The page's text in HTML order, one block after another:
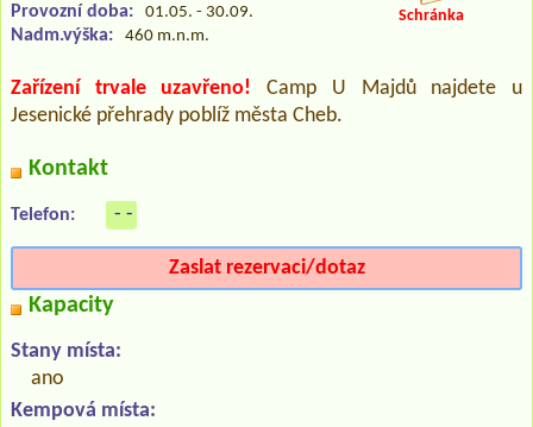
Provozní doba: 01.05. - 30.09.
Nadm.výška: 460 m.n.m.
Schránka
Zařízení trvale uzavřeno! Camp U Majdů najdete u
Jesenické přehrady poblíž města Cheb.
Kontakt
Telefon: - -
Zaslat rezervaci/dotaz
Kapacity
Stany místa:
ano
Kempová místa: